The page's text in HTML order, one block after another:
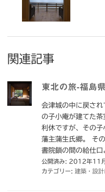
関連記事
東北の旅-福島
会津城の中に戻さ
の子小庵が建てた
利休ですが、その
藩主蒲生氏郷。 そ
書院鎖の間の給仕
公開済み: 2012年11
カテゴリー: 建築・設